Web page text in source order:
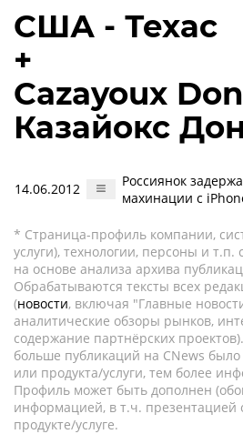
США - Техас
+
Cazayoux
Казайокс
14.06.2012
Россиянок
махинации с
* Страница-профиль компании,
услуги), технологии, персоны и т.п.
на основе анализа архива
Обрабатываются тексты всех
(новости, включая "Главные
аналитические обзоры рынков,
содержание партнёрских
больше публикаций на CNews
или продукта/услуги, тем более
Профиль может быть дополнен
информацией, в т.ч. презентацией
продукте/услуге.